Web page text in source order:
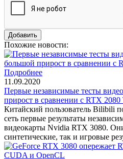
Похожие новости:
Подробнее
11.09.2020
Первые независимые тесты
прирост в сравнении с RTX 2080
Китайский пользователь Bilibili
сеть первые результаты
видеокарты Nvidia RTX 3080.
синтетические, так и игровые